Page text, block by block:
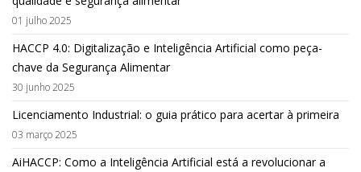
01 julho 2025
HACCP 4.0: Digitalização e Inteligência Artificial como peça-
chave da Segurança Alimentar
30 junho 2025
Licenciamento Industrial: o guia prático para acertar à primeira
03 março 2025
AiHACCP: Como a Inteligência Artificial está a revolucionar a